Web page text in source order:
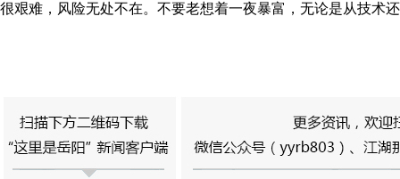
很艰难，风险无处不在。不要老想着一夜暴富，无论是从技术